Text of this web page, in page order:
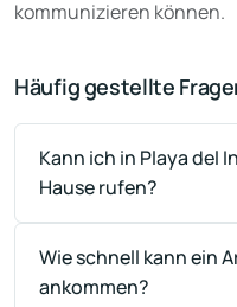
kommunizieren können.
Häufig gestellte
Kann ich in Playa del
Hause rufen?
Wie schnell kann ein
ankommen?